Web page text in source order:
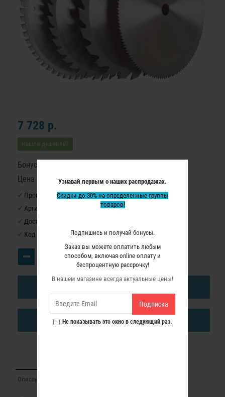
Узнавай первым о наших распродажах.
Скидки до 30% на определенные группы
товаров!
Подпишись и получай бонусы.
Заказ вы можете оплатить любым
способом, включая online оплату и
беспроцентную рассрочку!
В нашем магазине всегда актуальные цены!
Подписка
Не показывать это окно в следующий раз.
7 728 р.
Нашли дешевле?
Бонусные баллы: 97
Цена в бонусных баллах: 6490
Производитель: Virutex
Артикул:
Доступность:
Код товара: 7440163
КУПИТЬ В ОДИН КЛИК
Описание